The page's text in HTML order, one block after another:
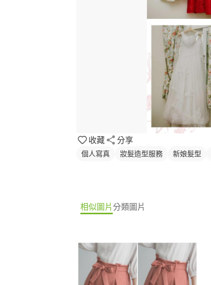
收藏 分享
個人寫真 妝髮造型服務 新娘髮型
相似圖片分類圖片